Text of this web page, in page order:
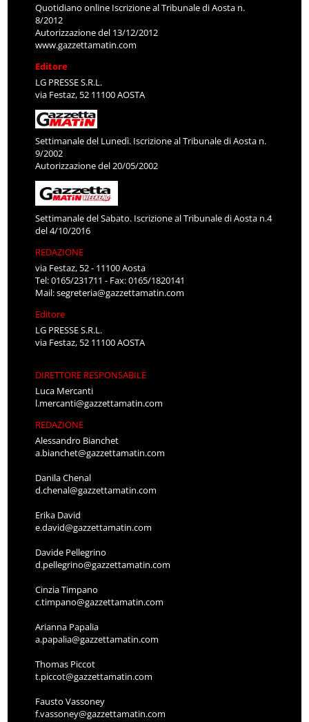
Quotidiano online Iscrizione al Tribunale di Aosta n.
8/2012
Autorizzazione del 13/12/2012
www.gazzettamatin.com
Editore
LG PRESSE S.R.L.
via Festaz, 52 11100 AOSTA
Settimanale del Lunedì. Iscrizione al Tribunale di Aosta n.
9/2002
Autorizzazione del 20/05/2002
Settimanale del Sabato. Iscrizione al Tribunale di Aosta n.4
del 4/10/2016
REDAZIONE
via Festaz, 52 - 11100 Aosta
Tel: 0165/231711 - Fax: 0165/1820141
Mail:segreteria@gazzettamatin.com
Editore
LG PRESSE S.R.L.
via Festaz, 52 11100 AOSTA
DIRETTORE RESPONSABILE
Luca Mercanti
l.mercanti@gazzettamatin.com
REDAZIONE
Alessandro Bianchet
a.bianchet@gazzettamatin.com
Danila Chenal
d.chenal@gazzettamatin.com
Erika David
e.david@gazzettamatin.com
Davide Pellegrino
d.pellegrino@gazzettamatin.com
Cinzia Timpano
c.timpano@gazzettamatin.com
Arianna Papalia
a.papalia@gazzettamatin.com
Thomas Piccot
t.piccot@gazzettamatin.com
Fausto Vassoney
f.vassoney@gazzettamatin.com